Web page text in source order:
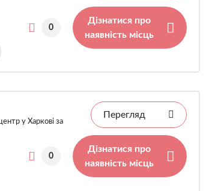
0
Дізнатися про
наявність місць
у Харкові за
0
Перегляд
Дізнатися про
наявність місць